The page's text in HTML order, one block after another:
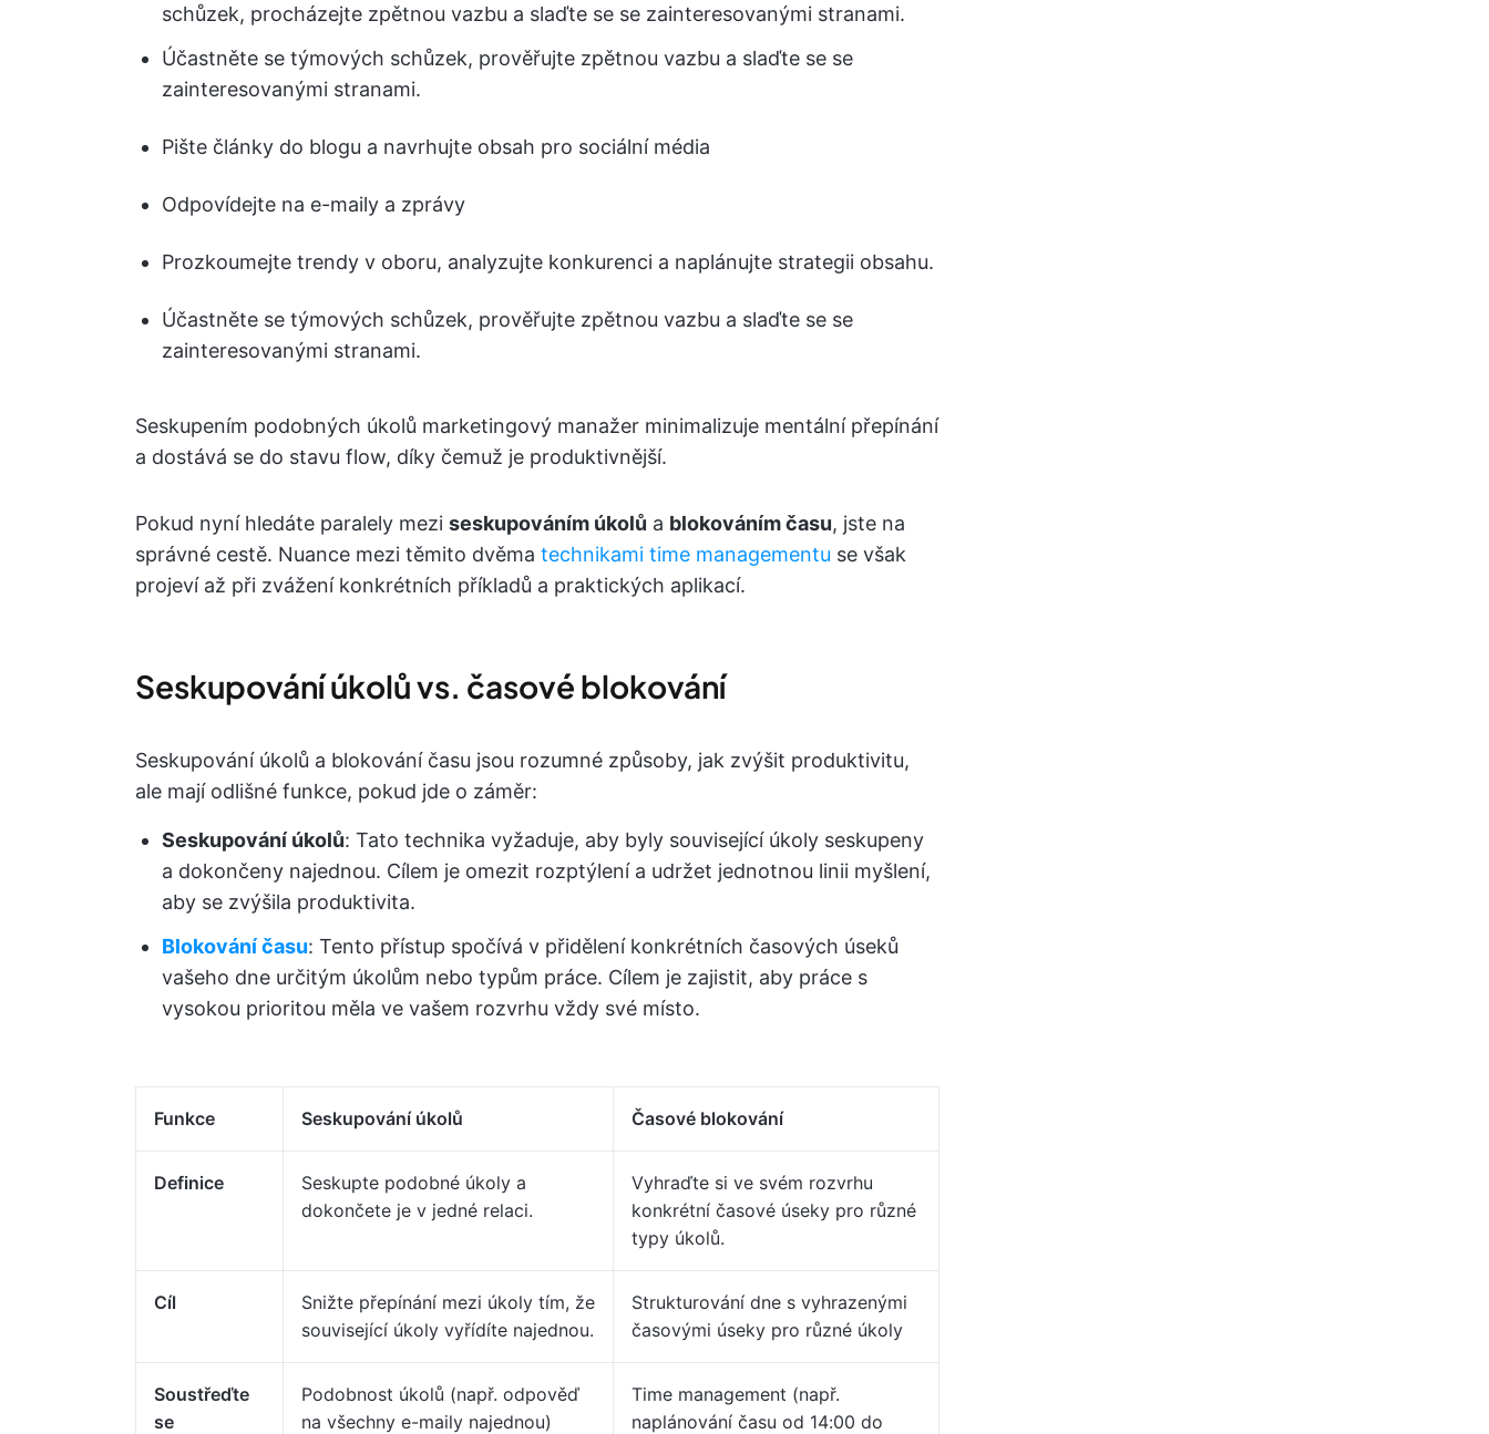
schůzek, procházejte zpětnou vazbu a slaďte se se zainteresovanými stranami.
Účastněte se týmových schůzek, prověřujte zpětnou vazbu a slaďte se se
zainteresovanými stranami.
Pište články do blogu a navrhujte obsah pro sociální média
Odpovídejte na e-maily a zprávy
Prozkoumejte trendy v oboru, analyzujte konkurenci a naplánujte strategii obsahu.
Účastněte se týmových schůzek, prověřujte zpětnou vazbu a slaďte se se
zainteresovanými stranami.
Seskupením podobných úkolů marketingový manažer minimalizuje mentální přepínání
a dostává se do stavu flow, díky čemuž je produktivnější.
Pokud nyní hledáte paralely mezi seskupováním úkolů a blokováním času, jste na
správné cestě. Nuance mezi těmito dvěma technikami time managementu se však
projeví až při zvážení konkrétních příkladů a praktických aplikací.
Seskupování úkolů vs. časové blokování
Seskupování úkolů a blokování času jsou rozumné způsoby, jak zvýšit produktivitu,
ale mají odlišné funkce, pokud jde o záměr:
Seskupování úkolů: Tato technika vyžaduje, aby byly související úkoly seskupeny
a dokončeny najednou. Cílem je omezit rozptýlení a udržet jednotnou linii myšlení,
aby se zvýšila produktivita.
Blokování času: Tento přístup spočívá v přidělení konkrétních časových úseků
vašeho dne určitým úkolům nebo typům práce. Cílem je zajistit, aby práce s
vysokou prioritou měla ve vašem rozvrhu vždy své místo.
Funkce Seskupování úkolů Časové blokování
Definice
Seskupte podobné úkoly a
dokončete je v jedné relaci.
Vyhraďte si ve svém rozvrhu
konkrétní časové úseky pro různé
typy úkolů.
Cíl
Snižte přepínání mezi úkoly tím, že
související úkoly vyřídíte najednou.
Strukturování dne s vyhrazenými
časovými úseky pro různé úkoly
Soustřeďte
se
Podobnost úkolů (např. odpověď
na všechny e-maily najednou)
Time management (např.
naplánování času od 14:00 do